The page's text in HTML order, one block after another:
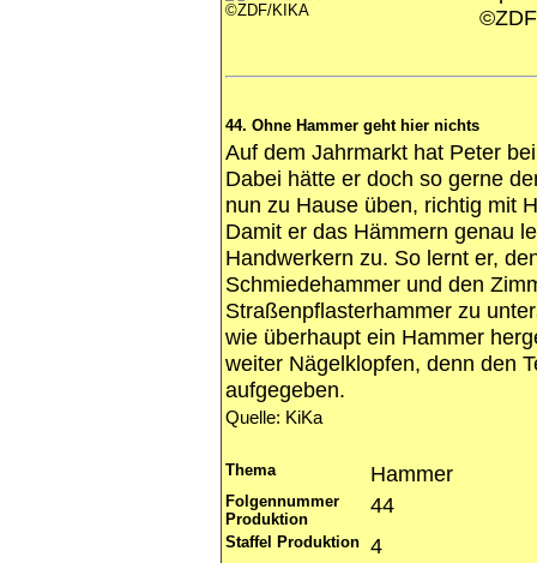
©ZDF/KIKA
44. Ohne Hammer geht hier nichts
Auf dem Jahrmarkt hat Peter
Dabei hätte er doch so gerne
nun zu Hause üben, richtig mit
Damit er das Hämmern genau
Handwerkern zu. So lernt er,
Schmiedehammer und den
Straßenpflasterhammer zu
wie überhaupt ein Hammer
weiter Nägelklopfen, denn den
aufgegeben.
Quelle: KiKa
Thema Hammer
Folgennummer
Produktion
44
Staffel Produktion 4